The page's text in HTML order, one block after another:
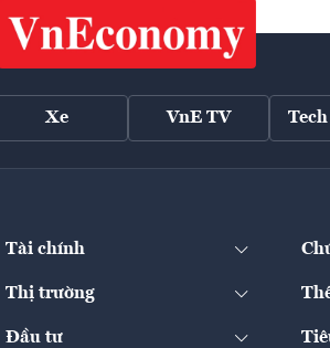
Xe VnE TV
Tài chính
Thị trường
Đầu tư